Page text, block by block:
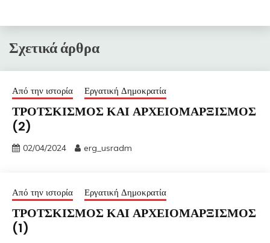
Σχετικά άρθρα
Από την ιστορία Εργατική Δημοκρατία
ΤΡΟΤΣΚΙΣΜΟΣ ΚΑΙ ΑΡΧΕΙΟΜΑΡΞΙΣΜΟΣ
(2)
02/04/2024 erg_usradm
Από την ιστορία Εργατική Δημοκρατία
ΤΡΟΤΣΚΙΣΜΟΣ ΚΑΙ ΑΡΧΕΙΟΜΑΡΞΙΣΜΟΣ
(1)